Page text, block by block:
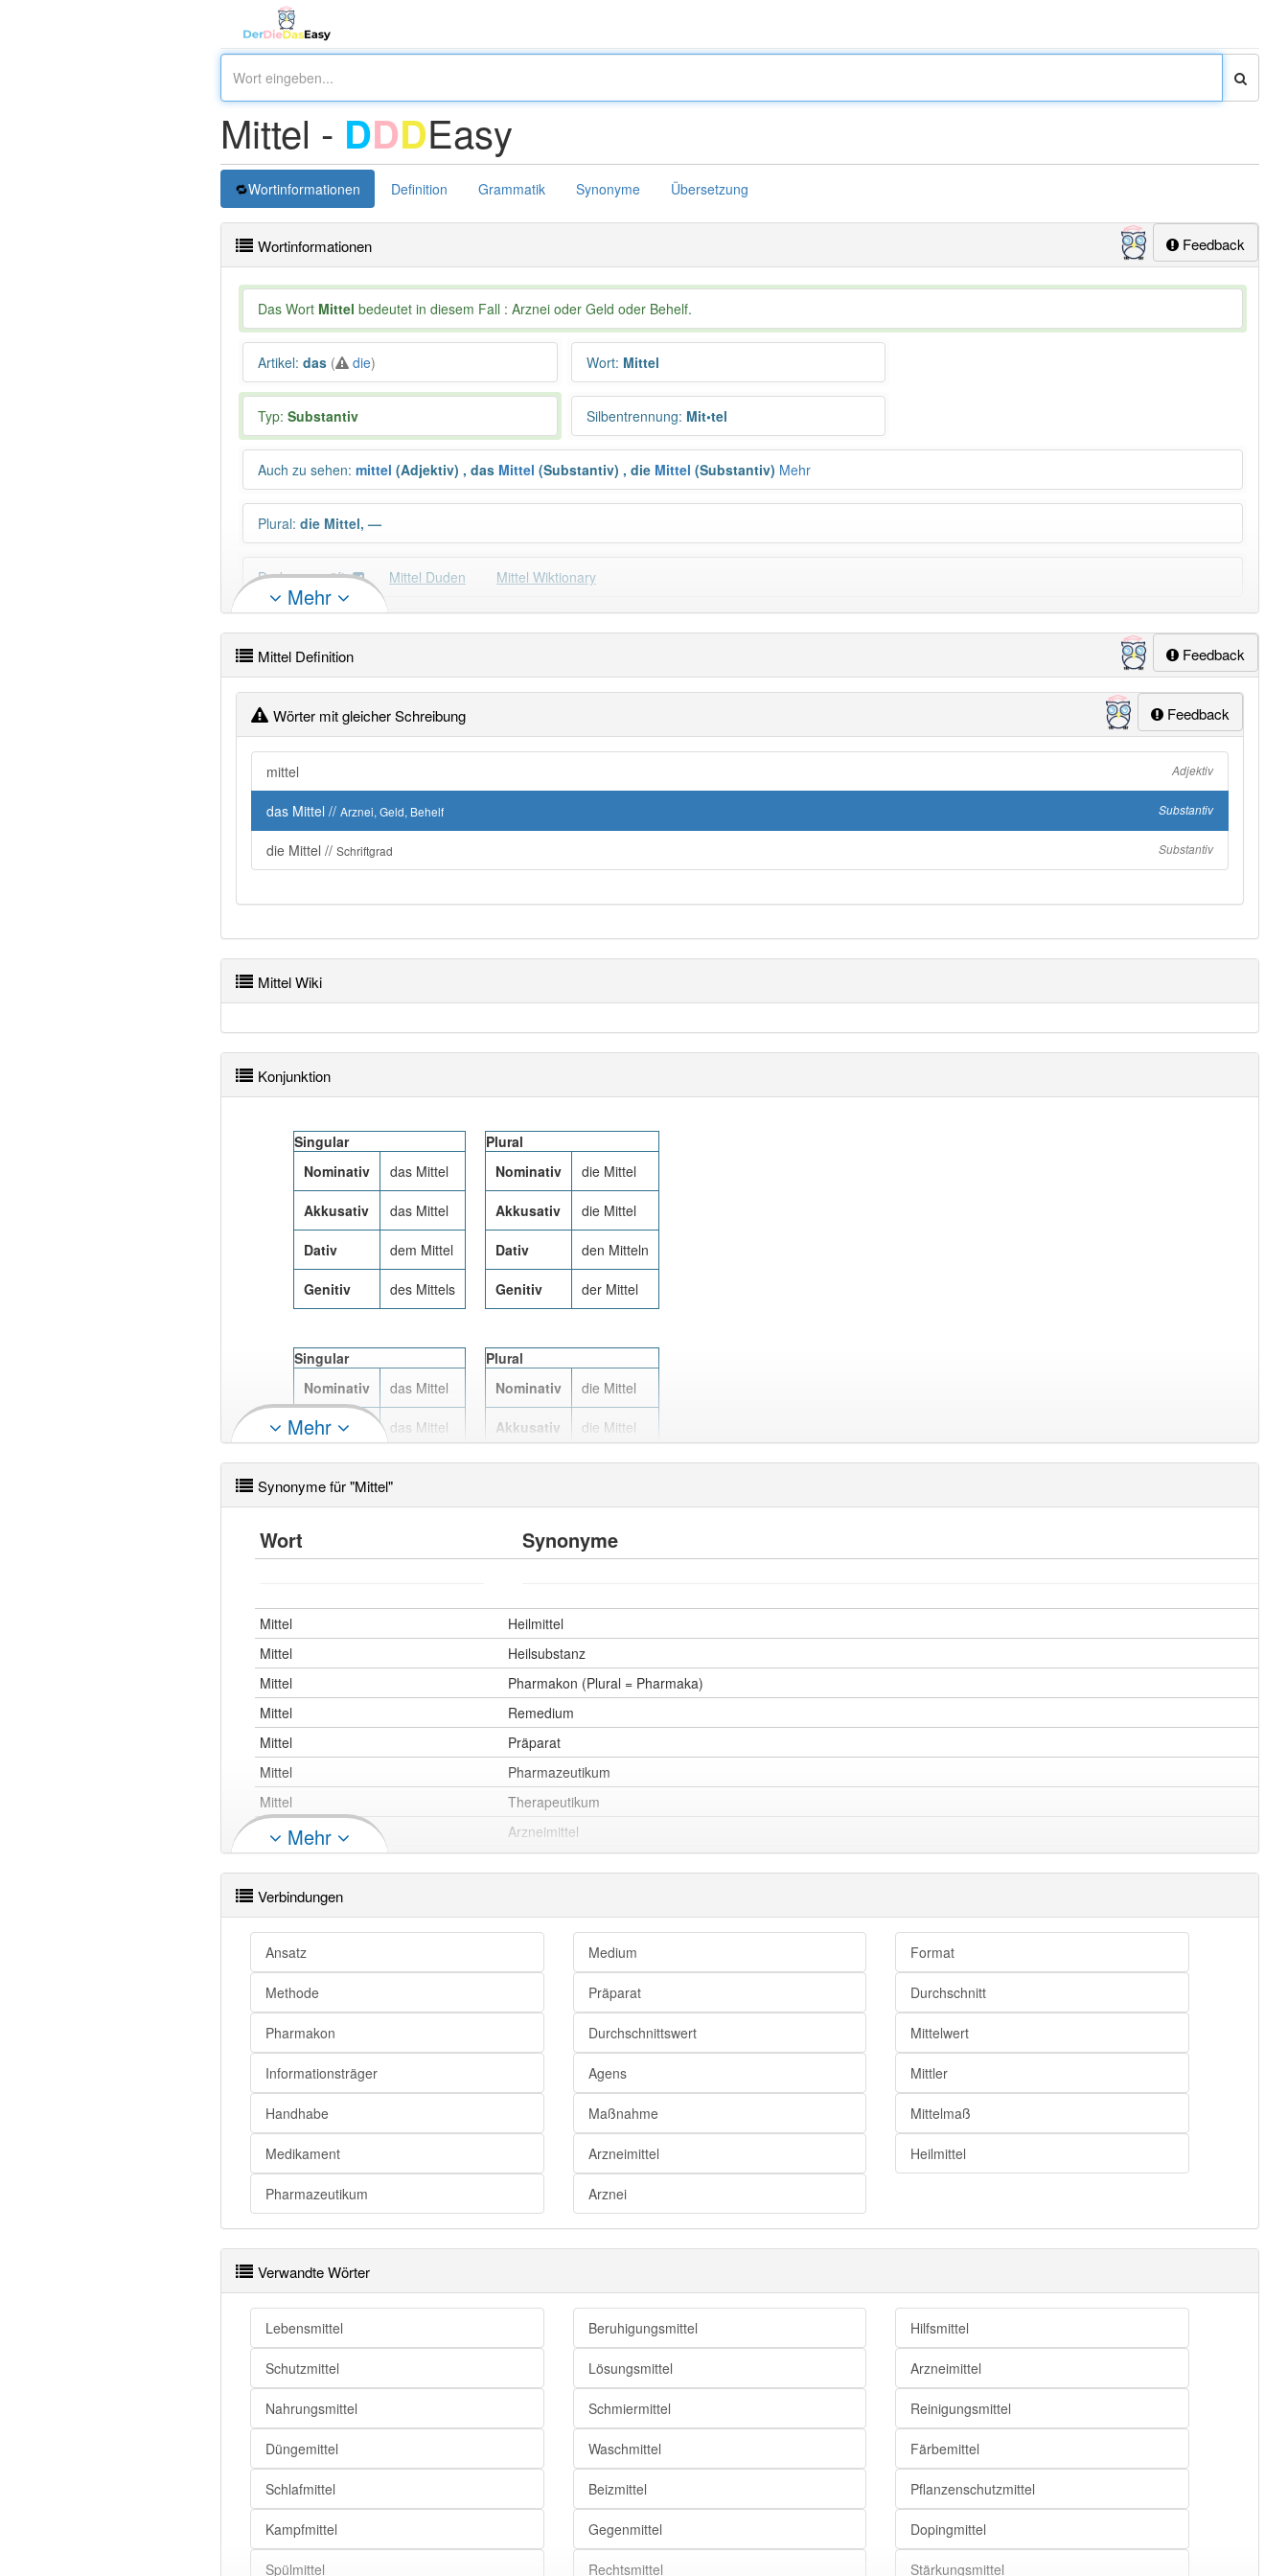
Mittel - DDDEasy
Wortinformationen Definition Grammatik Synonyme Übersetzung
Feedback
Wortinformationen
Das Wort Mittel bedeutet in diesem Fall : Arznei oder Geld oder Behelf.
Artikel: das ( die) Wort: Mittel
Typ: Substantiv Silbentrennung: Mit•tel
Auch zu sehen: mittel (Adjektiv) , das Mittel (Substantiv) , die Mittel (Substantiv) Mehr
Plural: die Mittel, —
Duden geprüft: Mittel Duden Mittel Wiktionary
PowerIndex:4 737 Häufigkeit: 8 von 10
99% unserer Spielapp-Nutzer haben den Artikel korrekt erraten.
Mehr
Feedback
Mittel Definition
Feedback
Wörter mit gleicher Schreibung
mittel Adjektiv
das Mittel // Arznei, Geld, Behelf Substantiv
die Mittel // Schriftgrad Substantiv
Mittel Wiki
Konjunktion
Singular
Nominativ
das Mittel
Akkusativ das Mittel
Dativ dem Mittel
Genitiv des Mittels
Plural
Nominativ
die Mittel
Akkusativ die Mittel
Dativ den Mitteln
Genitiv der Mittel
Singular
Nominativ
das Mittel
Akkusativ das Mittel
Dativ dem Mittel
Genitiv des Mittels
Plural
Nominativ
die Mittel
Akkusativ die Mittel
Dativ den Mitteln
Genitiv der Mittel
Nominativ
die Mittel
Akkusativ die Mittel
Genitiv der Mittel
Nominativ
—
Akkusativ —
Dativ —
Genitiv —
Mehr
Synonyme für "Mittel"
Wort Synonyme
Mittel
Heilmittel
Mittel
Heilsubstanz
Mittel
Pharmakon (Plural = Pharmaka)
Mittel
Remedium
Mittel
Präparat
Mittel
Pharmazeutikum
Mittel
Therapeutikum
Mittel
Arzneimittel
Mittel
Mittel
Arznei
Mittel
Mittel
Mittel
Schnitt
Mittel
Mittelwert
Mittel
Mittel
Durchschnittswert
Mittel
arithmetisches Mittel
Mittel
Ansatz
Mittel
Werkzeug
Mittel
Mittel
Instrument
Mittel
Medium
Mittel
Informationsträger
Mehr
Verbindungen
Ansatz Medium Format
Methode Präparat Durchschnitt
Pharmakon Durchschnittswert Mittelwert
Informationsträger Agens Mittler
Handhabe Maßnahme Mittelmaß
Medikament Arzneimittel Heilmittel
Pharmazeutikum Arznei
Verwandte Wörter
Lebensmittel Beruhigungsmittel Hilfsmittel
Schutzmittel Lösungsmittel Arzneimittel
Nahrungsmittel Schmiermittel Reinigungsmittel
Düngemittel Waschmittel Färbemittel
Schlafmittel Beizmittel Pflanzenschutzmittel
Kampfmittel Gegenmittel Dopingmittel
Spülmittel Rechtsmittel Stärkungsmittel